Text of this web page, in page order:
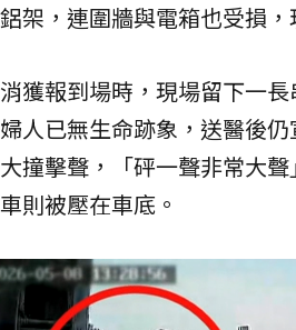
架，連圍牆與電箱也受損
獲報到場時，現場留下一
人已無生命跡象，送醫後
撞擊聲，「砰一聲非常大
則被壓在車底。